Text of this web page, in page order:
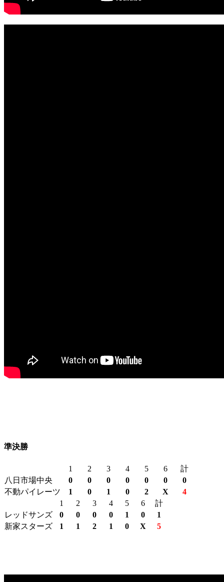
準決勝
1 2 3 4 5 6
計
八日市場中央
0 0 0 0 0 0
0
不動パイレーツ
1 0 1 0 2 X
4
1
2 3 4 5 6
計
レッドサンズ
0 0 0 0 1 0
1
新家スターズ
1 1 2 1 0 X 5